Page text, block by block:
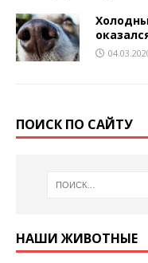
ПОИСК ПО САЙТУ
НАШИ ЖИВОТНЫЕ